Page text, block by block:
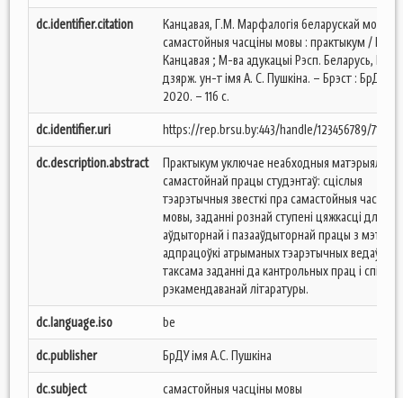
dc.identifier.citation
Канцавая, Г.М. Марфалогія беларускай мовы:
самастойныя часціны мовы : практыкум / Г. М.
Канцавая ; М-ва адукацыi Рэсп. Беларусь,
дзярж. ун-т імя А. С. Пушкіна. – Брэст : БрДУ,
2020. – 116 с.
dc.identifier.uri
https://rep.brsu.by:443/handle/123456789/7191
dc.description.abstract
Практыкум уключае неабходныя матэрыялы
самастойнай працы студэнтаў: сціслыя
тэарэтычныя звесткі пра самастойныя часціны
мовы, заданні рознай ступені цяжкасці для
аўдыторнай і пазааўдыторнай працы з мэтай
адпрацоўкі атрыманых тэарэтычных ведаў, а
таксама заданні да кантрольных прац і спіс
рэкамендаванай літаратуры.
dc.language.iso
be
dc.publisher
БрДУ iмя А.С. Пушкiна
dc.subject
самастойныя часцiны мовы